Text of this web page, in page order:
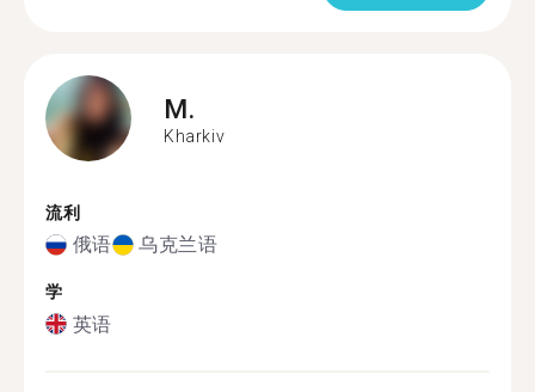
M.
Kharkiv
流利
俄语 乌克兰语
学
英语